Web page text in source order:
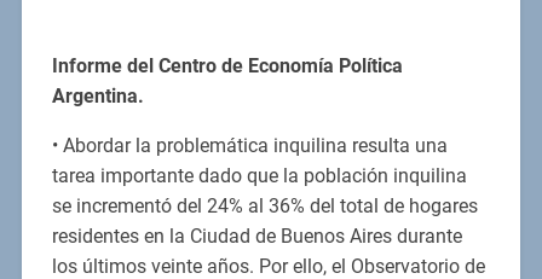
Informe del Centro de Economía Política
Argentina.
• Abordar la problemática inquilina resulta una
tarea importante dado que la población inquilina
se incrementó del 24% al 36% del total de hogares
residentes en la Ciudad de Buenos Aires durante
los últimos veinte años. Por ello, el Observatorio de